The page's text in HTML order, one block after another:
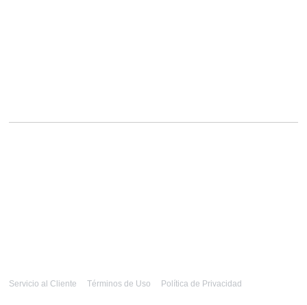
Servicio al Cliente Términos de Uso Política de Privacidad